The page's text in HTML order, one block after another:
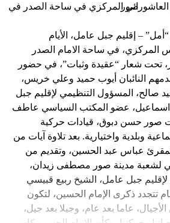
– إقليم جبل عامل، الأيام
المركزي، في ساحة الامام الصدر
تحت شعار “عقيدة وثبات”، في حضور
النائبان أيوب حميد وعلي خريس،
صالح، المسؤول التنظيمي لإقليم جبل
عضو المكتب السياسي عاطف
صور حسن دبوق، قيادات حركية
وبلدية واختيارية. بعد تلاوة آيات من
عباس عبد الحسين، وتقديم من
لشعبة مدينة صور مصطفى زيدان،
جبل عامل، الشيخ ربيع قبيسي
تتجدد ذكرى الإمام الحسين، لتكون
عاما بعد عام، وجيلا بعد جيل،